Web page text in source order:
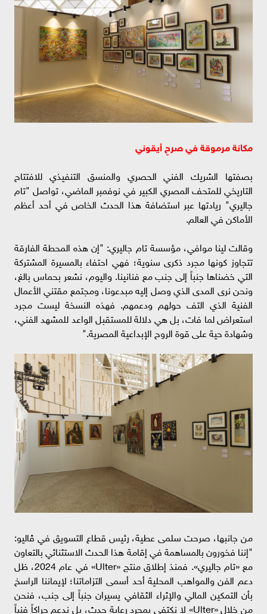
مكانة مرموقة في صرحٍ أيقوني
بصفتها الشريك الفني الحصري والمنسق التنفيذي للافتتاح
التاريخي للمتحف المصري الكبير في نوفمبر الماضي، تواصل "تام
جاليري" ريادتها عبر استضافة هذا الحدث الخاص في أحد أعظم
الأماكن في العالم.
وقالت لينا موافي، مؤسسة تام جاليري: "إن هذه المحطة الفارقة
تتجاوز كونها مجرد ذكرى سنوية؛ فهي احتفاء بالمسيرة المشتركة
التي خضناها جنباً إلى جنب مع فنانينا. واليوم، نشعر بحماس بالغ،
ونحن نرى المدى الذي وصل إليه مبدعونا، ومجتمع مقتني الأعمال
الفنية الذي التف حولهم ودعمهم. فهذه النسخة ليست مجرد
استعراض لما فات، بل هي دلالة للمستقبل الواعد للمشهد الفني،
وشهادة حية على قوة الروح الإبداعية المصرية."
من جانبها، صرحت سلمى عطية، رئيس قطاع التسويق في ڤاليو:
"إننا فخورون بالمساهمة في إقامة هذا الحدث الاستثنائي بالتعاون
مع «تام جاليري». فمنذ إطلاق منتج «Ulter» في عام 2024، ظل
دعم الفن والمواهب المحلية أحد أسمى التزاماتنا؛ لإيماننا الراسخ
بأن التمكين المالي والإثراء الثقافي يسيران جنباً إلى جنب، فنحن
من خلال «Ulter» لا نكتفي بمجرد رعاية حدث، بل ندعم حراكاً فنياً